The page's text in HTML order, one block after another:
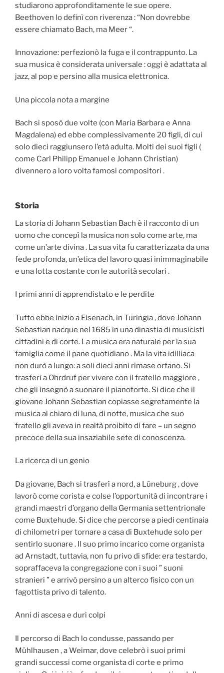
studiarono approfonditamente le sue opere.
Beethoven lo definì con riverenza : “Non dovrebbe
essere chiamato Bach, ma Meer “.
Innovazione: perfezionò la fuga e il contrappunto. La
sua musica è considerata universale : oggi è adattata al
jazz, al pop e persino alla musica elettronica.
Una piccola nota a margine
Bach si sposò due volte (con Maria Barbara e Anna
Magdalena) ed ebbe complessivamente 20 figli, di cui
solo dieci raggiunsero l’età adulta. Molti dei suoi figli (
come Carl Philipp Emanuel e Johann Christian)
divennero a loro volta famosi compositori .
Storia
La storia di Johann Sebastian Bach è il racconto di un
uomo che concepì la musica non solo come arte, ma
come un’arte divina . La sua vita fu caratterizzata da una
fede profonda, un’etica del lavoro quasi inimmaginabile
e una lotta costante con le autorità secolari .
I primi anni di apprendistato e le perdite
Tutto ebbe inizio a Eisenach, in Turingia , dove Johann
Sebastian nacque nel 1685 in una dinastia di musicisti
cittadini e di corte. La musica era naturale per la sua
famiglia come il pane quotidiano . Ma la vita idilliaca
non durò a lungo: a soli dieci anni rimase orfano. Si
trasferì a Ohrdruf per vivere con il fratello maggiore ,
che gli insegnò a suonare il pianoforte. Si dice che il
giovane Johann Sebastian copiasse segretamente la
musica al chiaro di luna, di notte, musica che suo
fratello gli aveva in realtà proibito di fare – un segno
precoce della sua insaziabile sete di conoscenza.
La ricerca di un genio
Da giovane, Bach si trasferì a nord, a Lüneburg , dove
lavorò come corista e colse l’opportunità di incontrare i
grandi maestri d’organo della Germania settentrionale
come Buxtehude. Si dice che percorse a piedi centinaia
di chilometri per tornare a casa di Buxtehude solo per
sentirlo suonare . Il suo primo incarico come organista
ad Arnstadt, tuttavia, non fu privo di sfide: era testardo,
sopraffaceva la congregazione con i suoi ” suoni
stranieri ” e arrivò persino a un alterco fisico con un
fagottista privo di talento.
Anni di ascesa e duri colpi
Il percorso di Bach lo condusse, passando per
Mühlhausen , a Weimar, dove celebrò i suoi primi
grandi successi come organista di corte e primo